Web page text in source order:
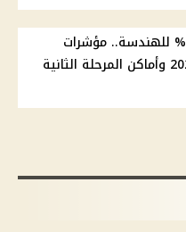
92.8% للطب و87.9% للهندسة.. مؤشرات